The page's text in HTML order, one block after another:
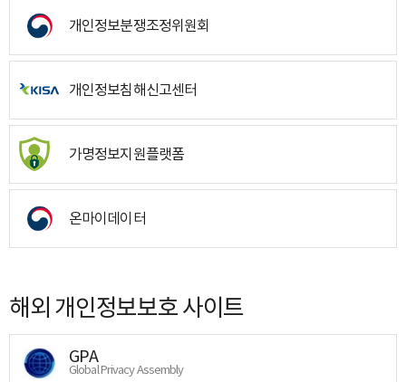
개인정보분쟁조정위원회
개인정보침해신고센터
가명정보지원플랫폼
온마이데이터
해외 개인정보보호 사이트
GPA
Global Privacy Assembly